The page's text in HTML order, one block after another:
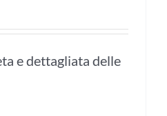
e dettagliata delle